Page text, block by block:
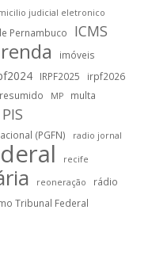
judicial eletronico
Pernambuco ICMS
imóveis
IRPF2025
irpf2026
MP multa
PIS
(PGFN) radio jornal
recife
reoneração rádio
Tribunal Federal